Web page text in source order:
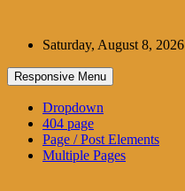
contentSaturday, August 8, 2026
Responsive Menu
Dropdown
404 page
Page / Post Elements
Multiple Pages